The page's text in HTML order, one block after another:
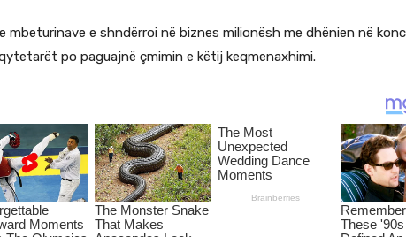
mbeturinave e shndërroi në biznes milionësh me dhënien në
po paguajnë çmimin e këtij keqmenaxhimi.